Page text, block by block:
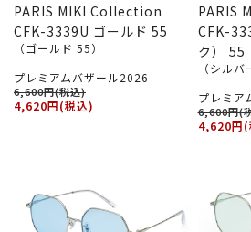
PARIS MIKI Collection
CFK-3339U ゴールド 55
（ゴールド 55）
プレミアムバザール2026
6,600円(税込)
4,620円(税込)
PARIS
CFK-
ク） 55
（シル
プレミア
6,600円(
4,620円(